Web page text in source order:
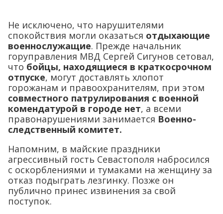
Не исключено, что нарушителями
спокойствия могли оказаться отдыхающие
военнослужащие. Прежде начальник
горуправления МВД Сергей Сигунов сетовал,
что бойцы, находящиеся в краткосрочном
отпуске, могут доставлять хлопот
горожанам и правоохранителям, при этом
совместного патрулирования с военной
комендатурой в городе нет, а всеми
правонарушениями занимается Военно-
следственный комитет.
Напомним, в майские праздники
агрессивный гость Севастополя набросился
с оскорблениями и тумаками на женщину за
отказ подыграть лезгинку. Позже он
публично принес извинения за свой
поступок.